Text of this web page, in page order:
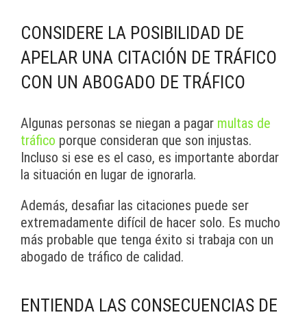
CONSIDERE LA POSIBILIDAD DE
APELAR UNA CITACIÓN DE TRÁFICO
CON UN ABOGADO DE TRÁFICO
Algunas personas se niegan a pagar multas de
tráfico porque consideran que son injustas.
Incluso si ese es el caso, es importante abordar
la situación en lugar de ignorarla.
Además, desafiar las citaciones puede ser
extremadamente difícil de hacer solo. Es mucho
más probable que tenga éxito si trabaja con un
abogado de tráfico de calidad.
ENTIENDA LAS CONSECUENCIAS DE